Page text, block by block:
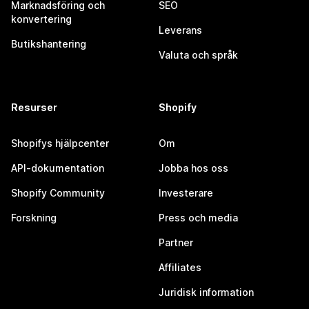
Marknadsföring och
konvertering
Butikshantering
SEO
Leverans
Valuta och språk
Resurser
Shopifys hjälpcenter
API-dokumentation
Shopify Community
Forskning
Shopify
Om
Jobba hos oss
Investerare
Press och media
Partner
Affiliates
Juridisk information